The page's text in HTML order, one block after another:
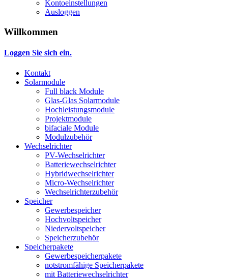
Kontoeinstellungen
Ausloggen
Willkommen
Loggen Sie sich ein.
Kontakt
Solarmodule
Full black Module
Glas-Glas Solarmodule
Hochleistungsmodule
Projektmodule
bifaciale Module
Modulzubehör
Wechselrichter
PV-Wechselrichter
Batteriewechselrichter
Hybridwechselrichter
Micro-Wechselrichter
Wechselrichterzubehör
Speicher
Gewerbespeicher
Hochvoltspeicher
Niedervoltspeicher
Speicherzubehör
Speicherpakete
Gewerbespeicherpakete
notstromfähige Speicherpakete
mit Batteriewechselrichter